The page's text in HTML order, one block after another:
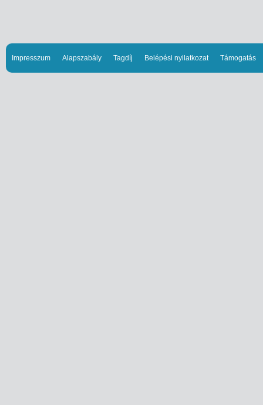
Impresszum Alapszabály Tagdíj Belépési nyilatkozat Támogatás